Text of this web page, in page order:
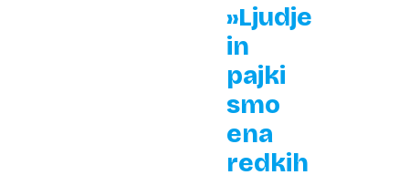
»Ljudje
in
pajki
smo
ena
redkih